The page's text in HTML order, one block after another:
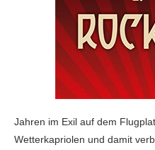
Jahren im Exil auf dem
Wetterkapriolen und damit